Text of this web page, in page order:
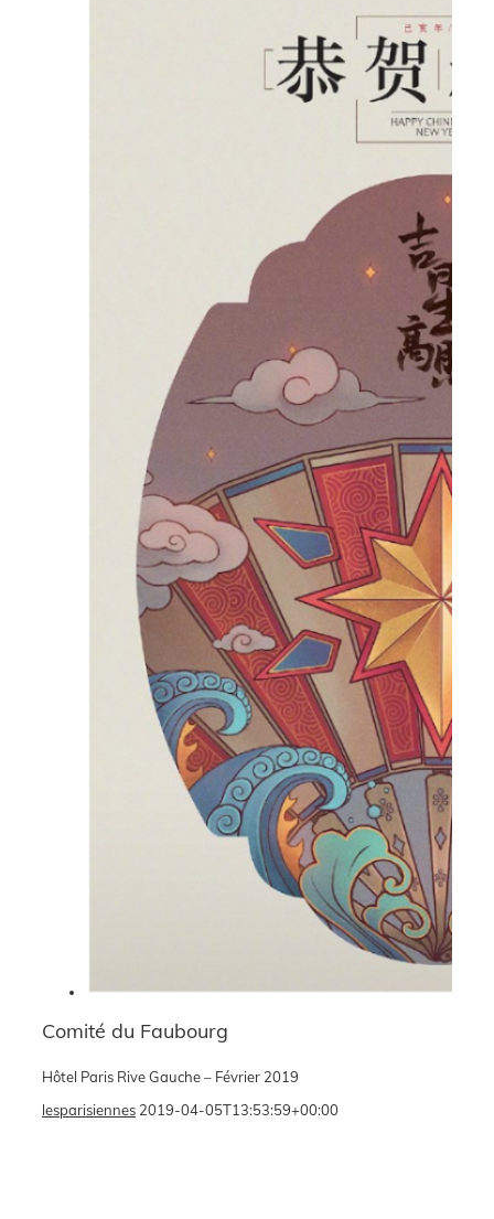
Comité du Faubourg
Hôtel Paris Rive Gauche – Février 2019
lesparisiennes 2019-04-05T13:53:59+00:00